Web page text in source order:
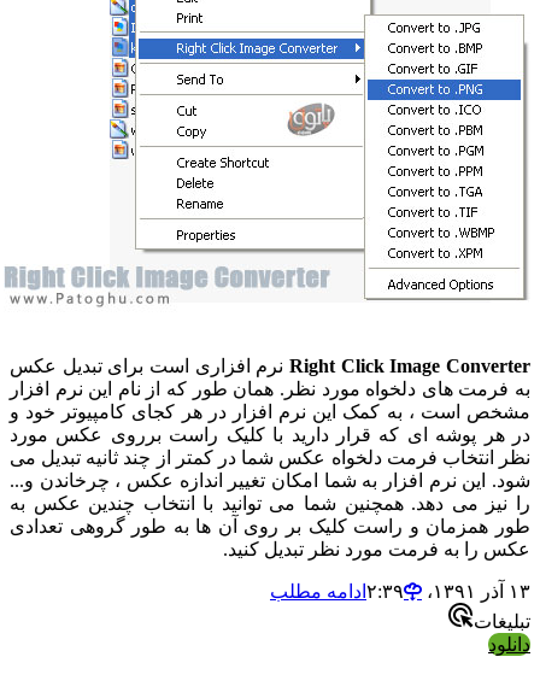
Right Click Image Converterنرم افزاری است برای تبدیل عکس
به فرمت های دلخواه مورد نظر. همان طور که از نام این نرم افزار
مشخص است ، به کمک این نرم افزار در هر کجای کامپیوتر خود و
در هر پوشه ای که قرار دارید با کلیک راست برروی عکس مورد
نظر انتخاب فرمت دلخواه عکس شما در کمتر از چند ثانیه تبدیل می
شود. این نرم افزار به شما امکان تغییر اندازه عکس ، چرخاندن و...
را نیز می دهد. همچنین شما می توانید با انتخاب چندین عکس به
طور همزمان و راست کلیک بر روی آن ها به طور گروهی تعدادی
عکس را به فرمت مورد نظر تبدیل کنید.
۱۳ آذر ۱۳۹۱،‏ ۲:۳۹
ادامه مطلب
تبلیغات
دانلود